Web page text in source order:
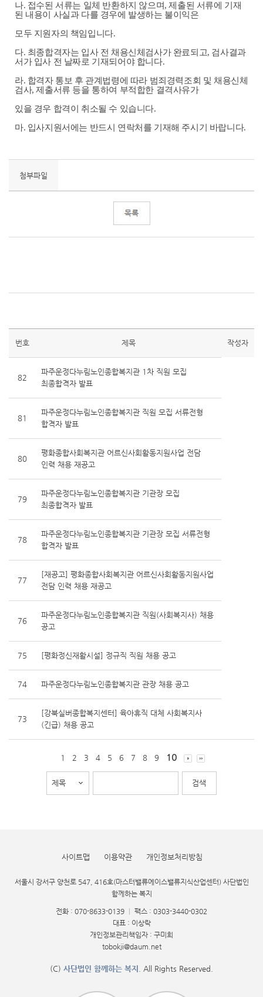
나. 접수된 서류는 일체 반환하지 않으며,제출된 서류에 기재
된 내용이 사실과 다를 경우에 발생하는 불이익은
모두 지원자의 책임입니다.
다. 최종합격자는 입사 전 채용신체검사가 완료되고, 검사결과
서가 입사 전 날짜로 기재되어야 합니다.
라. 합격자 통보 후 관계법령에 따라 범죄경력조회 및 채용신체
검사,제출서류 등을 통하여 부적합한 결격사유가
있을 경우 합격이 취소될 수 있습니다.
마. 입사지원서에는 반드시 연락처를 기재해 주시기 바랍니다.
첨부파일
번호 제목 작성자
82
파주운정다누림노인종합복지관 1차 직원 모집
최종합격자 발표
81
파주운정다누림노인종합복지관 직원 모집 서류전형
합격자 발표
80
평화종합사회복지관 어르신사회활동지원사업 전담
인력 채용 재공고
79
파주운정다누림노인종합복지관 기관장 모집
최종합격자 발표
78
파주운정다누림노인종합복지관 기관장 모집 서류전형
합격자 발표
77
[재공고] 평화종합사회복지관 어르신사회활동지원사업
전담 인력 채용 재공고
76
파주운정다누림노인종합복지관 직원(사회복지사) 채용
공고
75 [평화정신재활시설] 정규직 직원 채용 공고
74 파주운정다누림노인종합복지관 관장 채용 공고
73
[강북실버종합복지센터] 육아휴직 대체 사회복지사
(긴급) 채용 공고
1 2 3 4 5 6 7 8 9 10
사이트맵 이용약관 개인정보처리방침
서울시 강서구 양천로 547, 416호(마스터밸류에이스밸류지식산업센터) 사단법인
함께하는 복지
전화 : 070-8633-0139
팩스 : 0303-3440-0302
대표 : 이상락
개인정보관리책임자 : 구미희
tobokji@daum.net
(C) 사단법인 함께하는 복지 . All Rights Reserved.